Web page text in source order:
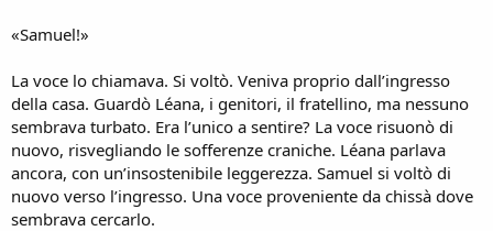
«Samuel!»
La voce lo chiamava. Si voltò. Veniva proprio dall’ingresso
della casa. Guardò Léana, i genitori, il fratellino, ma nessuno
sembrava turbato. Era l’unico a sentire? La voce risuonò di
nuovo, risvegliando le sofferenze craniche. Léana parlava
ancora, con un’insostenibile leggerezza. Samuel si voltò di
nuovo verso l’ingresso. Una voce proveniente da chissà dove
sembrava cercarlo.